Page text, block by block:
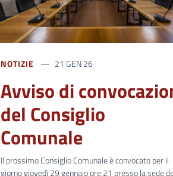
NOTIZIE 21 GEN 26
Avviso di
del Consiglio
Comunale
Il prossimo Consiglio Comunale è convocato per il
giorno giovedì 29 gennaio ore 21 presso la sede